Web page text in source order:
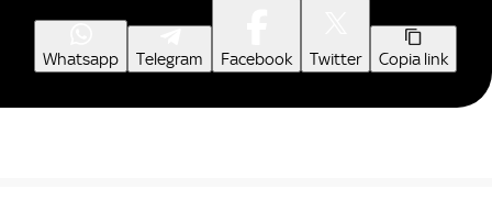
Whatsapp Telegram Facebook Twitter Copia link